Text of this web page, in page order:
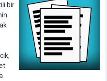
bir